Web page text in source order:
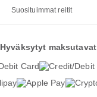
Suosituimmat reitit
Hyväksytyt maksutavat